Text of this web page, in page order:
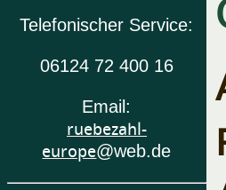
Telefonischer Service:
06124 72 400 16
Email:
ruebezahl-
europe@web.de